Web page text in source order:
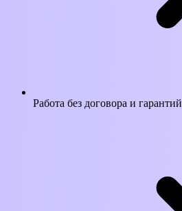
Работа без договора и гарантий